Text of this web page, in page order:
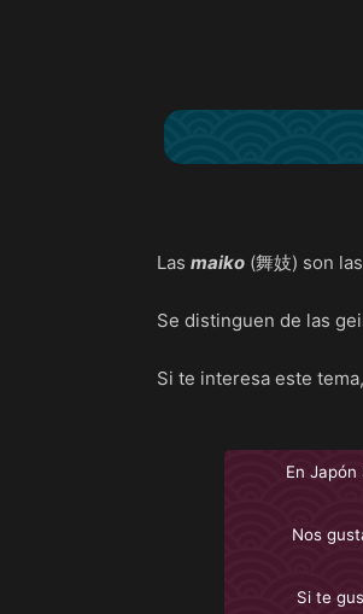
Las maiko (舞妓) son
Se distinguen de las
Si te interesa este
En
Nos
Si te